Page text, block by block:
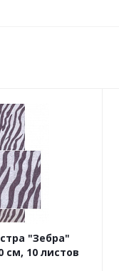
"Зебра"
см, 10 листов